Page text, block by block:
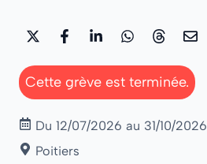
Cette grève est terminée.
Du 12/07/2026 au 31/10/2026
Poitiers